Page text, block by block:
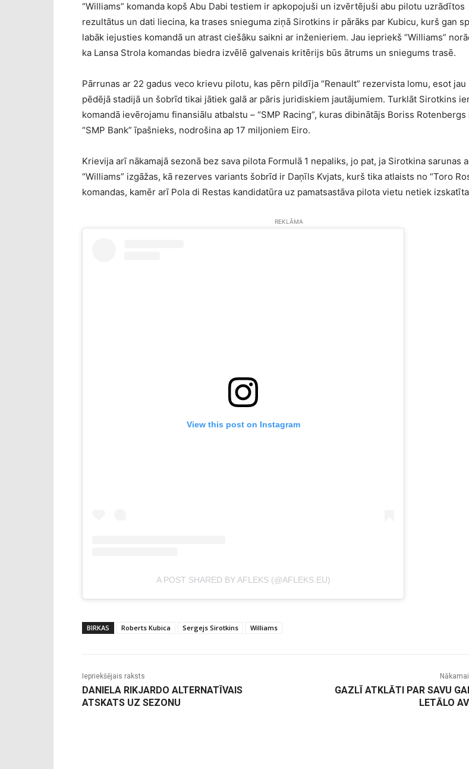
“Williams” komanda kopš Abu Dabi testiem ir apkopojuši un izvērtējuši abu pilotu uzrādītos
rezultātus un dati liecina, ka trases snieguma ziņā Sirotkins ir pārāks par Kubicu, kurš gan
labāk iejusties komandā un atrast ciešāku saikni ar inženieriem. Jau iepriekš “Williams”
ka Lansa Strola komandas biedra izvēlē galvenais kritērijs būs ātrums un sniegums trasē.
Pārrunas ar 22 gadus veco krievu pilotu, kas pērn pildīja “Renault” rezervista lomu, esot jau
pēdējā stadijā un šobrīd tikai jātiek galā ar pāris juridiskiem jautājumiem. Turklāt Sirotkins
komandā ievērojamu finansiālu atbalstu – “SMP Racing”, kuras dibinātājs Boriss Rotenbergs
“SMP Bank” īpašnieks, nodrošina ap 17 miljoniem Eiro.
Krievija arī nākamajā sezonā bez sava pilota Formulā 1 nepaliks, jo pat, ja Sirotkina sarunas
“Williams” izgāžas, kā rezerves variants šobrīd ir Daņīls Kvjats, kurš tika atlaists no “Toro
komandas, kamēr arī Pola di Restas kandidatūra uz pamatsastāva pilota vietu netiek
REKLĀMA
View this post on Instagram
A POST SHARED BY AFLEKS (@AFLEKS.EU)
BIRKAS Roberts Kubica Sergejs Sirotkins Williams
Iepriekšējais raksts
DANIELA RIKJARDO ALTERNATĪVAIS
ATSKATS UZ SEZONU
GAZLĪ ATKLĀTI PAR SAVU
LETĀLO